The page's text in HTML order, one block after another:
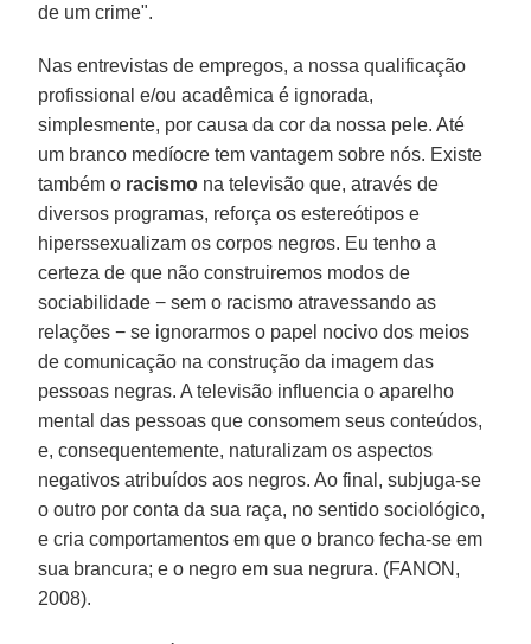
de um crime".
Nas entrevistas de empregos, a nossa qualificação
profissional e/ou acadêmica é ignorada,
simplesmente, por causa da cor da nossa pele. Até
um branco medíocre tem vantagem sobre nós. Existe
também o racismo na televisão que, através de
diversos programas, reforça os estereótipos e
hiperssexualizam os corpos negros. Eu tenho a
certeza de que não construiremos modos de
sociabilidade − sem o racismo atravessando as
relações − se ignorarmos o papel nocivo dos meios
de comunicação na construção da imagem das
pessoas negras. A televisão influencia o aparelho
mental das pessoas que consomem seus conteúdos,
e, consequentemente, naturalizam os aspectos
negativos atribuídos aos negros. Ao final, subjuga-se
o outro por conta da sua raça, no sentido sociológico,
e cria comportamentos em que o branco fecha-se em
sua brancura; e o negro em sua negrura. (FANON,
2008).